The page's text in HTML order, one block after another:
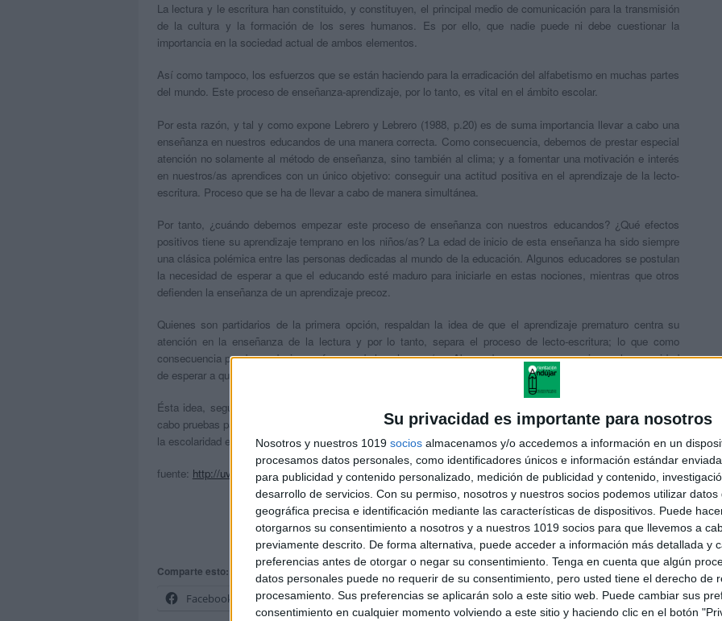
Su privacidad es importante para nosotros
Nosotros y nuestros 1019 socios almacenamos y/o accedemos a información en un
procesamos datos personales, como identificadores únicos e información estándar
para publicidad y contenido personalizado, medición de publicidad y contenido,
desarrollo de servicios. Con su permiso, nosotros y nuestros socios podemos utilizar datos
geográfica precisa e identificación mediante las características de dispositivos. Puede
otorgarnos su consentimiento a nosotros y a nuestros 1019 socios para que llevemos a
previamente descrito. De forma alternativa, puede acceder a información más detallada y
preferencias antes de otorgar o negar su consentimiento. Tenga en cuenta que algún
datos personales puede no requerir de su consentimiento, pero usted tiene el derecho de
procesamiento. Sus preferencias se aplicarán solo a este sitio web. Puede cambiar sus
consentimiento en cualquier momento volviendo a este sitio y haciendo clic en el botón
La lectura y le escritura han constituido, y constituyen, el principal medio de comunicación para la transmisión
de la cultura y la formación de los seres humanos. Es por ello, que nadie puede ni debe cuestionar la
importancia en la sociedad actual de ambos elementos.
Así como tampoco, los esfuerzos que se están haciendo para la erradicación del alfabetismo en muchas partes
del mundo. Este proceso de enseñanza-aprendizaje, por lo tanto, es vital en el ámbito escolar.
Por esta razón, y tal y como expone Lebrero y Lebrero (1988, p.20) es de suma importancia llevar a cabo una
enseñanza en nuestros educandos de una manera correcta. Como consecuencia, debemos de prestar especial
atención no solamente al método de enseñanza, sino también al clima; y a fomentar una motivación e interés
en nuestros/as aprendices con un único objetivo: conseguir una actitud positiva en el aprendizaje de la lecto-
escritura. Proceso que se ha de llevar a cabo de manera simultánea.
Por tanto, ¿cuándo debemos empezar este proceso de enseñanza con nuestros educandos? ¿Qué efectos
positivos tiene su aprendizaje temprano en los niños/as? La edad de inicio de esta enseñanza ha sido siempre
una clásica polémica entre las personas dedicadas al mundo de la educación. Algunos educadores se postulan
la necesidad de esperar a que el educando esté maduro para iniciarle en estas nociones, mientras que otros
defienden la enseñanza de un aprendizaje precoz.
Quienes son partidarios de la primera opción, respaldan la idea de que el aprendizaje prematuro centra su
atención en la enseñanza de la lectura y por lo tanto, separa el proceso de lecto-escritura; lo que como
consecuencia puede conducir a un fracaso de los alumnos/as. Abogando como consecuencia, por la necesidad
de esperar a que el aprendiz esté suficientemente maduro para iniciarle en ambos aprendizajes.
Ésta idea, según Jiménez et al. (2001, p. 17), ha tenido dos consecuencias en el ámbito educativo: llevar a
cabo pruebas para conocer la maduración del alumno/a (observación directa y pruebas estandarizadas) e iniciar
la escolaridad en función de la edad cronológica……
fuente: http://uvadoc.uva.es/handle/10324/6013
Comparte esto:
Facebook
X